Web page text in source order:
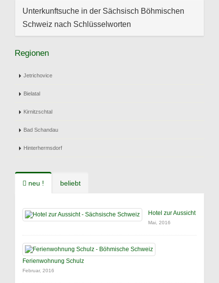
Unterkunftsuche in der Sächsisch Böhmischen
Schweiz nach Schlüsselworten
Regionen
Jetrichovice
Bielatal
Kirnitzschtal
Bad Schandau
Hinterhermsdorf
neu ! beliebt
Hotel zur Aussicht
Mai, 2016
Ferienwohnung Schulz
Februar, 2016